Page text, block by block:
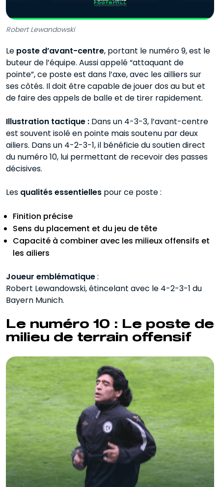
Robert Lewandowski
Le poste d’avant-centre, portant le numéro 9, est le
buteur de l’équipe. Aussi appelé “attaquant de
pointe”, ce poste est dans l’axe, avec les ailliers sur
ses côtés. Il doit être capable de jouer dos au but et
de faire des appels de balle et de tirer rapidement.
Illustration tactique : Dans un 4-3-3, l’avant-centre
est souvent isolé en pointe mais soutenu par deux
ailiers. Dans un 4-2-3-1, il bénéficie du soutien direct
du numéro 10, lui permettant de recevoir des passes
décisives.
Les qualités essentielles pour ce poste :
Finition précise
Sens du placement et du jeu de tête
Capacité à combiner avec les milieux offensifs et
les ailiers
Joueur emblématique:
Robert Lewandowski, étincelant avec le 4-2-3-1 du
Bayern Munich.
Le numéro 10 : Le poste de
milieu de terrain offensif